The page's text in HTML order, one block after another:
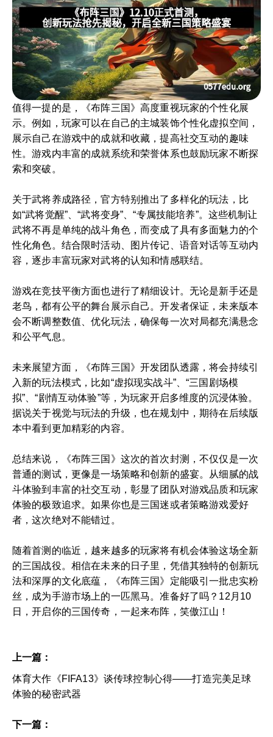
值得一提的是，《布阵三国》高度重视玩家的个性化展
示。例如，玩家可以在自己的主城装饰个性化虚拟空间，
展示自己在游戏中的成就和收藏，提高社交互动的趣味
性。游戏内丰富的成就系统和荣誉体系也鼓励玩家不断探
索和突破。
关于武将养成路径，官方特别推出了多样化的玩法，比
如“武将觉醒”、“武将变身”、“专属技能培养”。这些机制让
武将不再是单纯的战斗角色，而变成了具有多面魅力的个
性化角色。结合限时活动、图片传记、语音对话等互动内
容，逐步丰富玩家对武将的认知和情感联结。
游戏在竞技平衡方面也进行了精细设计。无论是新手还是
老鸟，都有公平的舞台展示自己。开发者保证，未来版本
会不断调整数值、优化玩法，确保每一次对局都充满悬念
和公平气息。
未来展望方面，《布阵三国》开发团队透露，将会持续引
入新的玩法模式，比如“虚拟现实战斗”、“三国剧场模
拟”、“剧情互动体验”等，为玩家开启多维度的沉浸体验。
据说关于视觉与玩法的升级，也在规划中，期待在后续版
本中看到更加精彩的内容。
总结来说，《布阵三国》这次的首次封测，不仅仅是一次
普通的测试，更像是一场策略和创新的盛宴。从细腻的战
斗体验到丰富的社交互动，彰显了团队对游戏品质和玩家
体验的极致追求。如果你也是三国迷或者策略游戏爱好
者，这次绝对不能错过。
随着首测的临近，越来越多的玩家将有机会体验这场全新
的三国战役。相信在未来的日子里，凭借其独特的创新玩
法和深厚的文化底蕴，《布阵三国》定能吸引一批忠实粉
丝，成为手游市场上的一匹黑马。准备好了吗？12月10
日，开启你的三国传奇，一起来布阵，笑傲江山！
上一篇：
体育大作《FIFA13》谈传球控制心得——打造完美足球
体验的秘密武器
下一篇：